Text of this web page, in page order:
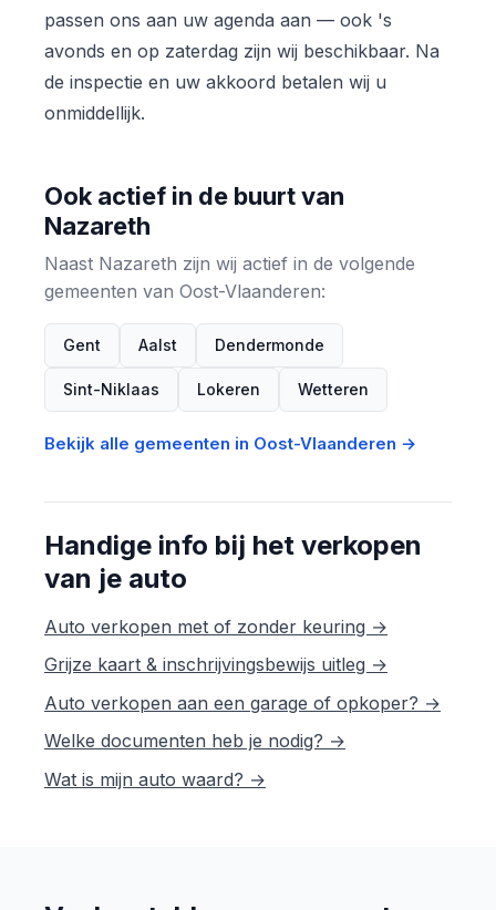
passen ons aan uw agenda aan — ook 's
avonds en op zaterdag zijn wij beschikbaar. Na
de inspectie en uw akkoord betalen wij u
onmiddellijk.
Ook actief in de buurt van
Nazareth
Naast Nazareth zijn wij actief in de volgende
gemeenten van Oost-Vlaanderen:
Gent Aalst Dendermonde
Sint-Niklaas Lokeren Wetteren
Bekijk alle gemeenten in Oost-Vlaanderen →
Handige info bij het verkopen
van je auto
Auto verkopen met of zonder keuring →
Grijze kaart & inschrijvingsbewijs uitleg →
Auto verkopen aan een garage of opkoper? →
Welke documenten heb je nodig? →
Wat is mijn auto waard? →